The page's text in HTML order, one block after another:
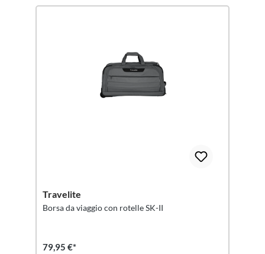
Travelite
Borsa da viaggio con rotelle SK-II
79,95 €*